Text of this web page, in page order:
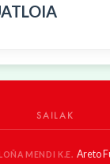
SAILAK
MENDI K.E. Areto